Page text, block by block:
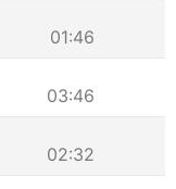
01:46
03:46
02:32